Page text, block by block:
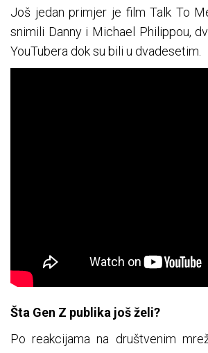
Još jedan primjer je film Talk To
snimili Danny i Michael Philippou,
YouTubera dok su bili u dvadesetim.
Šta Gen Z publika još želi?
Po reakcijama na društvenim